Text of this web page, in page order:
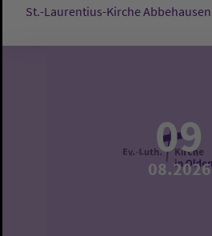
St.-Laurentius-Kirche Abbehausen
09
08.2026